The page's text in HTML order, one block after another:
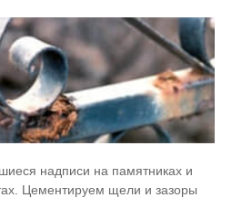
надписи на памятниках и
Цементируем щели и зазоры